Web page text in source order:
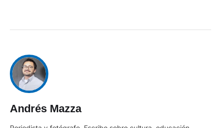
Andrés Mazza